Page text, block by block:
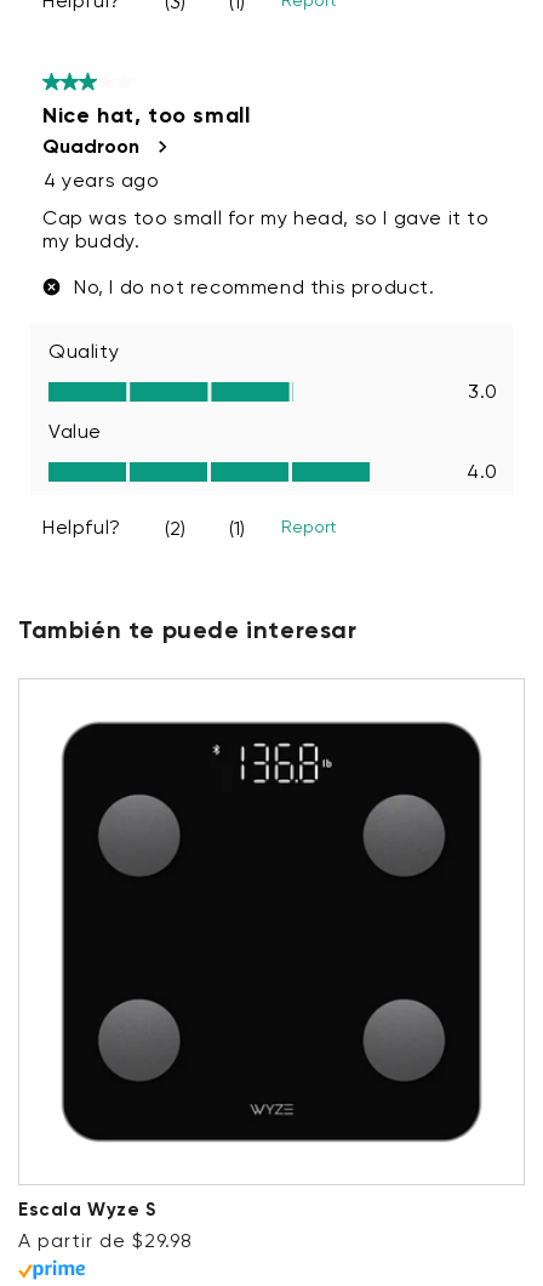
También te puede interesar
Escala Wyze S
Precio habitual
A partir de $29.98